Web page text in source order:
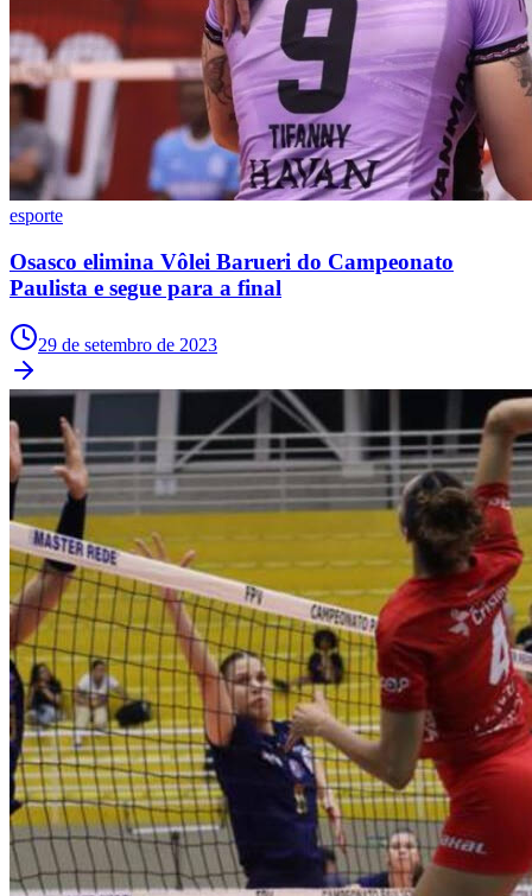
esporte
Osasco elimina Vôlei Barueri do Campeonato
Paulista e segue para a final
29 de setembro de 2023